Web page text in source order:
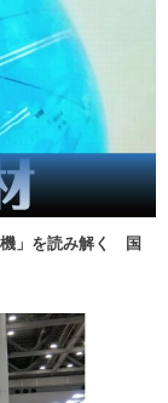
機」を読み解く 国